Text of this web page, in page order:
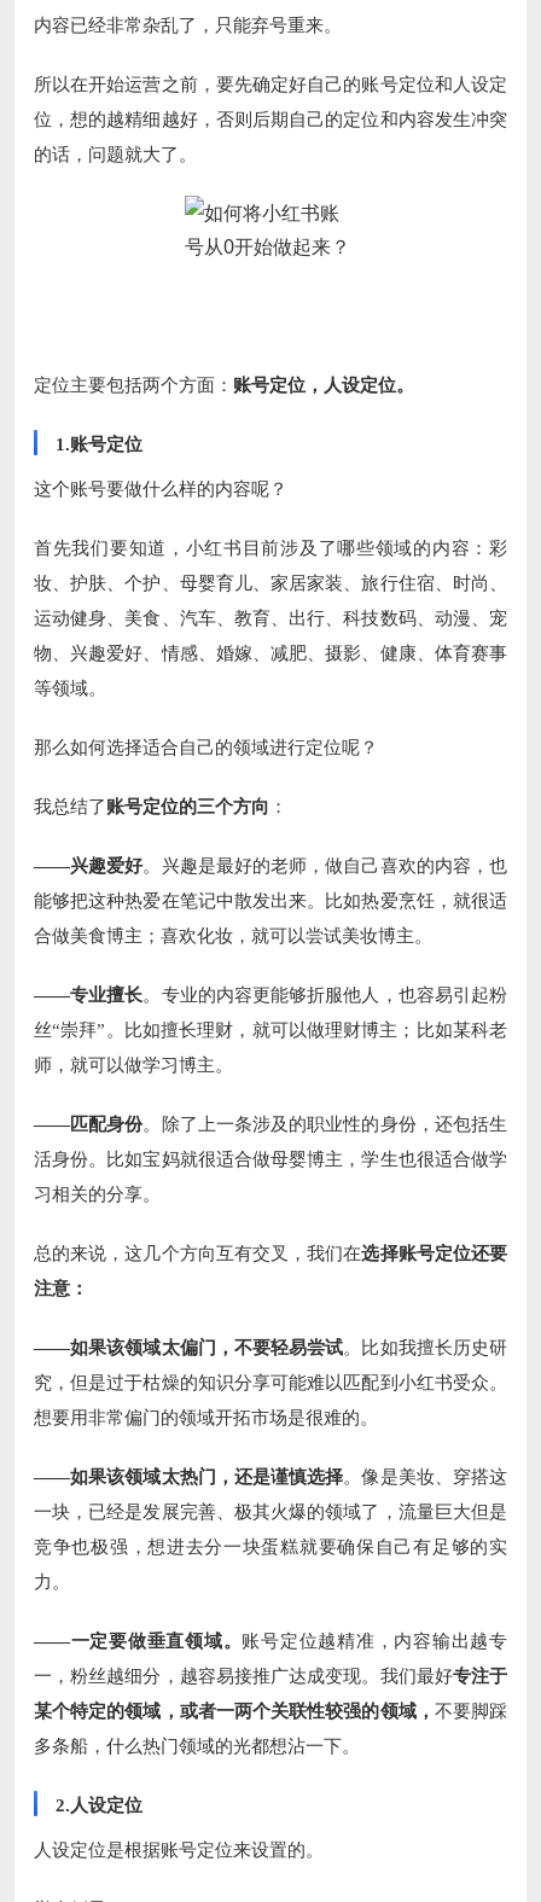
内容已经非常杂乱了，只能弃号重来。
所以在开始运营之前，要先确定好自己的账号定位和人设定
位，想的越精细越好，否则后期自己的定位和内容发生冲突
的话，问题就大了。
定位主要包括两个方面： 账号定位，人设定位。
1.账号定位
这个账号要做什么样的内容呢？
首先我们要知道，小红书目前涉及了哪些领域的内容：彩
妆、护肤、个护、母婴育儿、家居家装、旅行住宿、时尚、
运动健身、美食、汽车、教育、出行、科技数码、动漫、宠
物、兴趣爱好、情感、婚嫁、减肥、摄影、健康、体育赛事
等领域。
那么如何选择适合自己的领域进行定位呢？
我总结了账号定位的三个方向 ：
——兴趣爱好。兴趣是最好的老师，做自己喜欢的内容，也
能够把这种热爱在笔记中散发出来。比如热爱烹饪，就很适
合做美食博主；喜欢化妆，就可以尝试美妆博主。
——专业擅长。专业的内容更能够折服他人，也容易引起粉
丝“崇拜”。比如擅长理财，就可以做理财博主；比如某科老
师，就可以做学习博主。
——匹配身份。除了上一条涉及的职业性的身份，还包括生
活身份。比如宝妈就很适合做母婴博主，学生也很适合做学
习相关的分享。
总的来说，这几个方向互有交叉，我们在选择账号定位还要
注意：
——如果该领域太偏门，不要轻易尝试。比如我擅长历史研
究，但是过于枯燥的知识分享可能难以匹配到小红书受众。
想要用非常偏门的领域开拓市场是很难的。
——如果该领域太热门，还是谨慎选择。像是美妆、穿搭这
一块，已经是发展完善、极其火爆的领域了，流量巨大但是
竞争也极强，想进去分一块蛋糕就要确保自己有足够的实
力。
——一定要做垂直领域。 账号定位越精准，内容输出越专
一，粉丝越细分，越容易接推广达成变现。我们最好专注于
某个特定的领域，或者一两个关联性较强的领域， 不要脚踩
多条船，什么热门领域的光都想沾一下。
2.人设定位
人设定位是根据账号定位来设置的。